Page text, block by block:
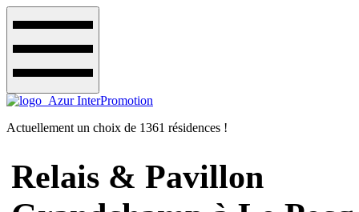
Actuellement un choix de 1361 résidences !
Relais & Pavillon